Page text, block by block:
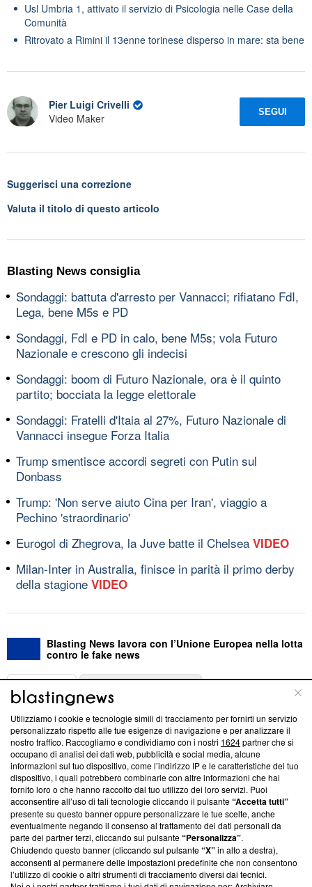
Usl Umbria 1, attivato il servizio di Psicologia nelle Case della
Comunità
Ritrovato a Rimini il 13enne torinese disperso in mare: sta bene
Pier Luigi Crivelli
Video Maker
SEGUI
Suggerisci una correzione
Valuta il titolo di questo articolo
Blasting News consiglia
Sondaggi: battuta d'arresto per Vannacci; rifiatano FdI,
Lega, bene M5s e PD
Sondaggi, FdI e PD in calo, bene M5s; vola Futuro
Nazionale e crescono gli indecisi
Sondaggi: boom di Futuro Nazionale, ora è il quinto
partito; bocciata la legge elettorale
Sondaggi: Fratelli d'Itaia al 27%, Futuro Nazionale di
Vannacci insegue Forza Italia
Trump smentisce accordi segreti con Putin sul
Donbass
Trump: 'Non serve aiuto Cina per Iran', viaggio a
Pechino 'straordinario'
Eurogol di Zhegrova, la Juve batte il Chelsea VIDEO
Milan-Inter in Australia, finisce in parità il primo derby
della stagione VIDEO
Blasting News lavora con l’Unione Europea nella lotta
contro le fake news
ABOUT
Questa sezione offre informazioni trasparenti su Blasting
News, sui nostri processi editoriali e su come ci impegniamo a
creare news di qualità. Inoltre, afferma la nostra aderenza a
‘Trust Project - News with Integrity’Blasting News non è
ancora membro del programma, ma ha richiesto di farne
parte; Trust Project non ha ancora effettuato una verifica di
conformità agli standard.
Su di noi
Team editoriale
Utilizziamo i cookie e tecnologie simili di tracciamento per fornirti un servizio
personalizzato rispetto alle tue esigenze di navigazione e per analizzare il
nostro traffico. Raccogliamo e condividiamo con i nostri 1624partner che si
occupano di analisi dei dati web, pubblicità e social media, alcune
informazioni sul tuo dispositivo, come l’indirizzo IP e le caratteristiche del tuo
dispositivo, i quali potrebbero combinarle con altre informazioni che hai
fornito loro o che hanno raccolto dal tuo utilizzo dei loro servizi. Puoi
acconsentire all’uso di tali tecnologie cliccando il pulsante“Accetta tutti”
presente su questo banner oppure personalizzare le tue scelte, anche
eventualmente negando il consenso al trattamento dei dati personali da
parte dei partner terzi, cliccando sul pulsante“Personalizza”.
Chiudendo questo banner (cliccando sul pulsante“X”in alto a destra),
acconsenti al permanere delle impostazioni predefinite che non consentono
l’utilizzo di cookie o altri strumenti di tracciamento diversi dai tecnici.